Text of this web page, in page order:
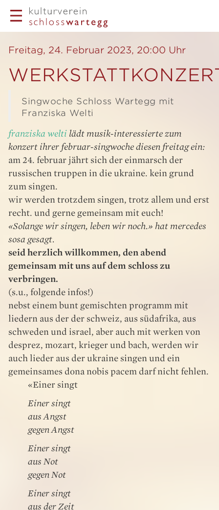
Freitag, 24. Februar 2023, 20:00 Uhr
Singwoche Schloss Wartegg mit
Franziska Welti
franziska welti lädt musik-interessierte zum
konzert ihrer februar-singwoche diesen freitag ein:
am 24. februar jährt sich der einmarsch der
russischen truppen in die ukraine. kein grund
zum singen.
wir werden trotzdem singen, trotz allem und erst
recht. und gerne gemeinsam mit euch!
«Solange wir singen, leben wir noch.» hat mercedes
sosa gesagt.
seid herzlich willkommen, den abend
gemeinsam mit uns auf dem schloss zu
verbringen.
(s.u., folgende infos!)
nebst einem bunt gemischten programm mit
liedern aus der der schweiz, aus südafrika, aus
schweden und israel, aber auch mit werken von
desprez, mozart, krieger und bach, werden wir
auch lieder aus der ukraine singen und ein
gemeinsames dona nobis pacem darf nicht fehlen.
«Einer singt
Einer singt
aus Angst
gegen Angst
Einer singt
aus Not
gegen Not
Einer singt
aus der Zeit